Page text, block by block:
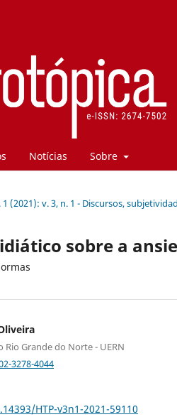
Notícias Sobre
1 (2021): v. 3, n. 1 - Discursos,
sobre a
Grande do Norte - UERN
3278-4044
HTP-v3n1-2021-59110